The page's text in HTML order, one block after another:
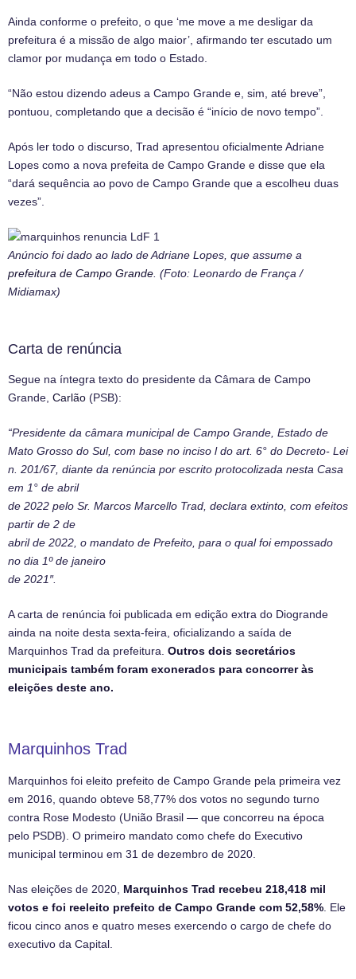
Ainda conforme o prefeito, o que ‘me move a me desligar da
prefeitura é a missão de algo maior’, afirmando ter escutado um
clamor por mudança em todo o Estado.
“Não estou dizendo adeus a Campo Grande e, sim, até breve”,
pontuou, completando que a decisão é “início de novo tempo”.
Após ler todo o discurso, Trad apresentou oficialmente Adriane
Lopes como a nova prefeita de Campo Grande e disse que ela
“dará sequência ao povo de Campo Grande que a escolheu duas
vezes”.
Anúncio foi dado ao lado de Adriane Lopes, que assume a
prefeitura de Campo Grande. (Foto: Leonardo de França /
Midiamax)
Carta de renúncia
Segue na íntegra texto do presidente da Câmara de Campo
Grande, Carlão (PSB):
“Presidente da câmara municipal de Campo Grande, Estado de
Mato Grosso do Sul, com base no inciso l do art. 6° do Decreto- Lei
n. 201/67, diante da renúncia por escrito protocolizada nesta Casa
em 1° de abril
de 2022 pelo Sr. Marcos Marcello Trad, declara extinto, com efeitos
partir de 2 de
abril de 2022, o mandato de Prefeito, para o qual foi empossado
no dia 1º de janeiro
de 2021″.
A carta de renúncia foi publicada em edição extra do Diogrande
ainda na noite desta sexta-feira, oficializando a saída de
Marquinhos Trad da prefeitura. Outros dois secretários
municipais também foram exonerados para concorrer às
eleições deste ano.
Marquinhos Trad
Marquinhos foi eleito prefeito de Campo Grande pela primeira vez
em 2016, quando obteve 58,77% dos votos no segundo turno
contra Rose Modesto (União Brasil — que concorreu na época
pelo PSDB). O primeiro mandato como chefe do Executivo
municipal terminou em 31 de dezembro de 2020.
Nas eleições de 2020, Marquinhos Trad recebeu 218,418 mil
votos e foi reeleito prefeito de Campo Grande com 52,58% . Ele
ficou cinco anos e quatro meses exercendo o cargo de chefe do
executivo da Capital.